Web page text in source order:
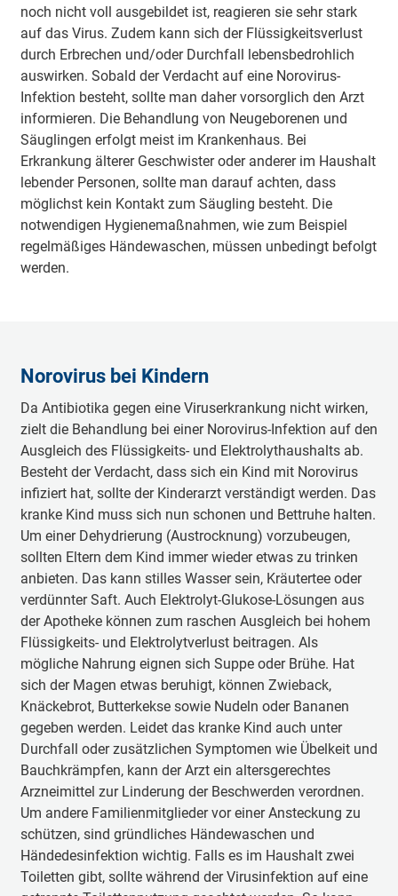
noch nicht voll ausgebildet ist, reagieren sie sehr stark
auf das Virus. Zudem kann sich der Flüssigkeitsverlust
durch Erbrechen und/oder Durchfall lebensbedrohlich
auswirken. Sobald der Verdacht auf eine Norovirus-
Infektion besteht, sollte man daher vorsorglich den Arzt
informieren. Die Behandlung von Neugeborenen und
Säuglingen erfolgt meist im Krankenhaus. Bei
Erkrankung älterer Geschwister oder anderer im Haushalt
lebender Personen, sollte man darauf achten, dass
möglichst kein Kontakt zum Säugling besteht. Die
notwendigen Hygienemaßnahmen, wie zum Beispiel
regelmäßiges Händewaschen, müssen unbedingt befolgt
werden.
Norovirus bei Kindern
Da Antibiotika gegen eine Viruserkrankung nicht wirken,
zielt die Behandlung bei einer Norovirus-Infektion auf den
Ausgleich des Flüssigkeits- und Elektrolythaushalts ab.
Besteht der Verdacht, dass sich ein Kind mit Norovirus
infiziert hat, sollte der Kinderarzt verständigt werden. Das
kranke Kind muss sich nun schonen und Bettruhe halten.
Um einer Dehydrierung (Austrocknung) vorzubeugen,
sollten Eltern dem Kind immer wieder etwas zu trinken
anbieten. Das kann stilles Wasser sein, Kräutertee oder
verdünnter Saft. Auch Elektrolyt-Glukose-Lösungen aus
der Apotheke können zum raschen Ausgleich bei hohem
Flüssigkeits- und Elektrolytverlust beitragen. Als
mögliche Nahrung eignen sich Suppe oder Brühe. Hat
sich der Magen etwas beruhigt, können Zwieback,
Knäckebrot, Butterkekse sowie Nudeln oder Bananen
gegeben werden. Leidet das kranke Kind auch unter
Durchfall oder zusätzlichen Symptomen wie Übelkeit und
Bauchkrämpfen, kann der Arzt ein altersgerechtes
Arzneimittel zur Linderung der Beschwerden verordnen.
Um andere Familienmitglieder vor einer Ansteckung zu
schützen, sind gründliches Händewaschen und
Händedesinfektion wichtig. Falls es im Haushalt zwei
Toiletten gibt, sollte während der Virusinfektion auf eine